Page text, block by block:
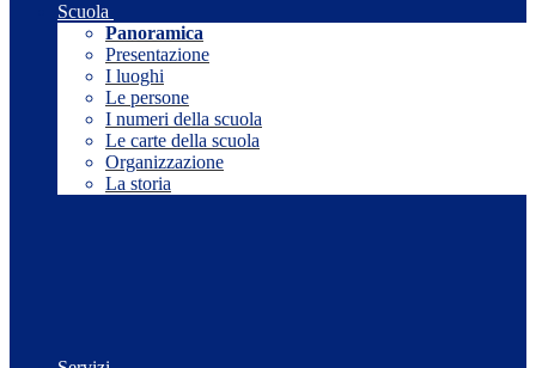
Scuola
Panoramica
Presentazione
I luoghi
Le persone
I numeri della scuola
Le carte della scuola
Organizzazione
La storia